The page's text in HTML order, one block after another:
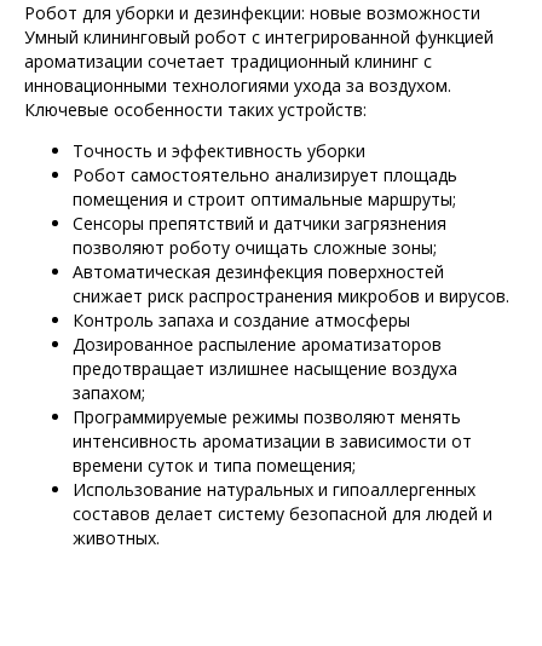
Робот для уборки и дезинфекции: новые возможности
Умный клининговый робот с интегрированной функцией
ароматизации сочетает традиционный клининг с
инновационными технологиями ухода за воздухом.
Ключевые особенности таких устройств:
Точность и эффективность уборки
Робот самостоятельно анализирует площадь
помещения и строит оптимальные маршруты;
Сенсоры препятствий и датчики загрязнения
позволяют роботу очищать сложные зоны;
Автоматическая дезинфекция поверхностей
снижает риск распространения микробов и вирусов.
Контроль запаха и создание атмосферы
Дозированное распыление ароматизаторов
предотвращает излишнее насыщение воздуха
запахом;
Программируемые режимы позволяют менять
интенсивность ароматизации в зависимости от
времени суток и типа помещения;
Использование натуральных и гипоаллергенных
составов делает систему безопасной для людей и
животных.